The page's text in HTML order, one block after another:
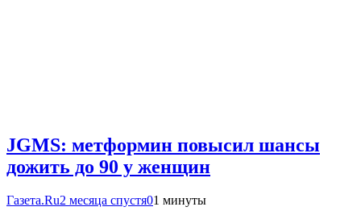
JGMS: метформин повысил шансы
дожить до 90 у женщин
Газета.Ru2 месяца спустя01 минуты